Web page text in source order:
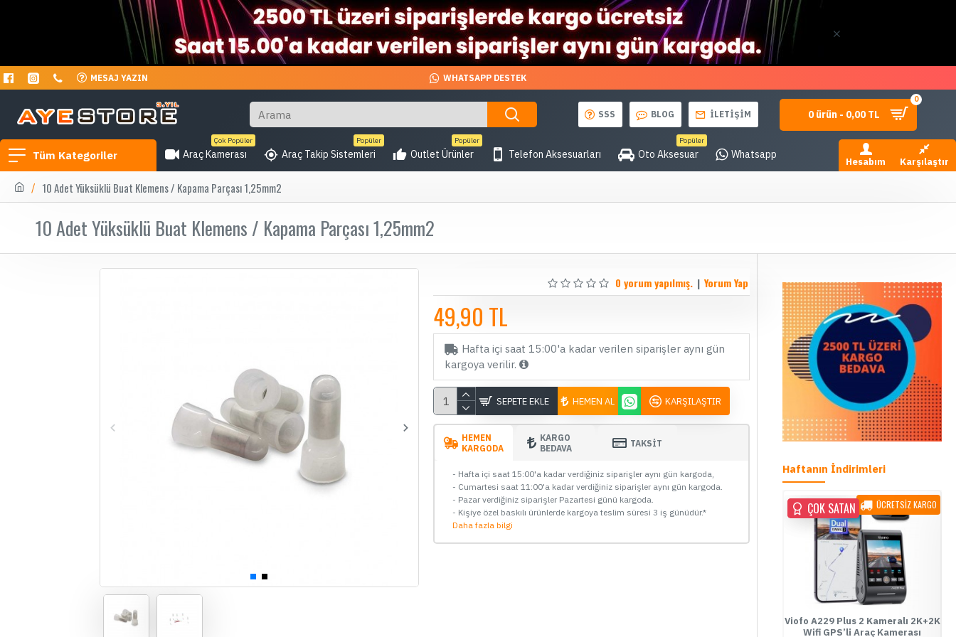
MESAJ YAZIN WHATSAPP DESTEK
SSS BLOG İLETİŞİM 0 ürün - 0,00 TL
0
Tüm Kategoriler Araç Kamerası
Çok Popüler
Araç Takip Sistemleri
Popüler
Outlet Ürünler
Popüler
Telefon Aksesuarları Oto Aksesuar
Popüler
Whatsapp
Hesabım Karşılaştır
10 Adet Yüksüklü Buat Klemens / Kapama Parçası 1,25mm2
10 Adet Yüksüklü Buat Klemens / Kapama Parçası 1,25mm2
0 yorum yapılmış. | Yorum Yap
49,90 TL
Hafta içi saat 15:00'a kadar verilen siparişler aynı gün
kargoya verilir.
SEPETE EKLE HEMEN AL KARŞILAŞTIR
HEMEN
KARGODA
KARGO
BEDAVA
TAKSİT
- Hafta içi saat 15:00'a kadar verdiğiniz siparişler aynı gün kargoda,
- Cumartesi saat 11:00'a kadar verdiğiniz siparişler aynı gün kargoda.
- Pazar verdiğiniz siparişler Pazartesi günü kargoda.
- Kişiye özel baskılı ürünlerde kargoya teslim süresi 3 iş günüdür.*
Daha fazla bilgi
Haftanın İndirimleri
ÇOK SATAN YENİÇOK SATAN ÜCRETSİZ KARGO
ÇOK SATAN
ÇOK SATAN
Viofo A229 Plus 2 Kameralı 2K+2K
Wifi GPS’li Araç Kamerası